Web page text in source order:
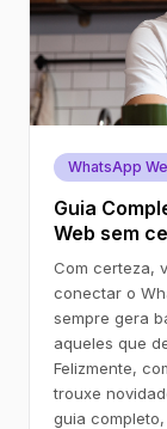
WhatsApp
Guia
Web sem
Com certeza,
conectar o
sempre gera
aqueles que
Felizmente,
trouxe
guia